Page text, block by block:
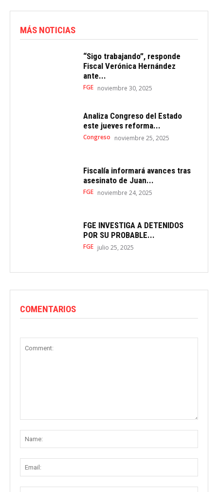
MÁS NOTICIAS
“Sigo trabajando”, responde
Fiscal Verónica Hernández
ante...
FGE noviembre 30, 2025
Analiza Congreso del Estado
este jueves reforma...
Congreso noviembre 25, 2025
Fiscalía informará avances tras
asesinato de Juan...
FGE noviembre 24, 2025
FGE INVESTIGA A DETENIDOS
POR SU PROBABLE...
FGE julio 25, 2025
COMENTARIOS